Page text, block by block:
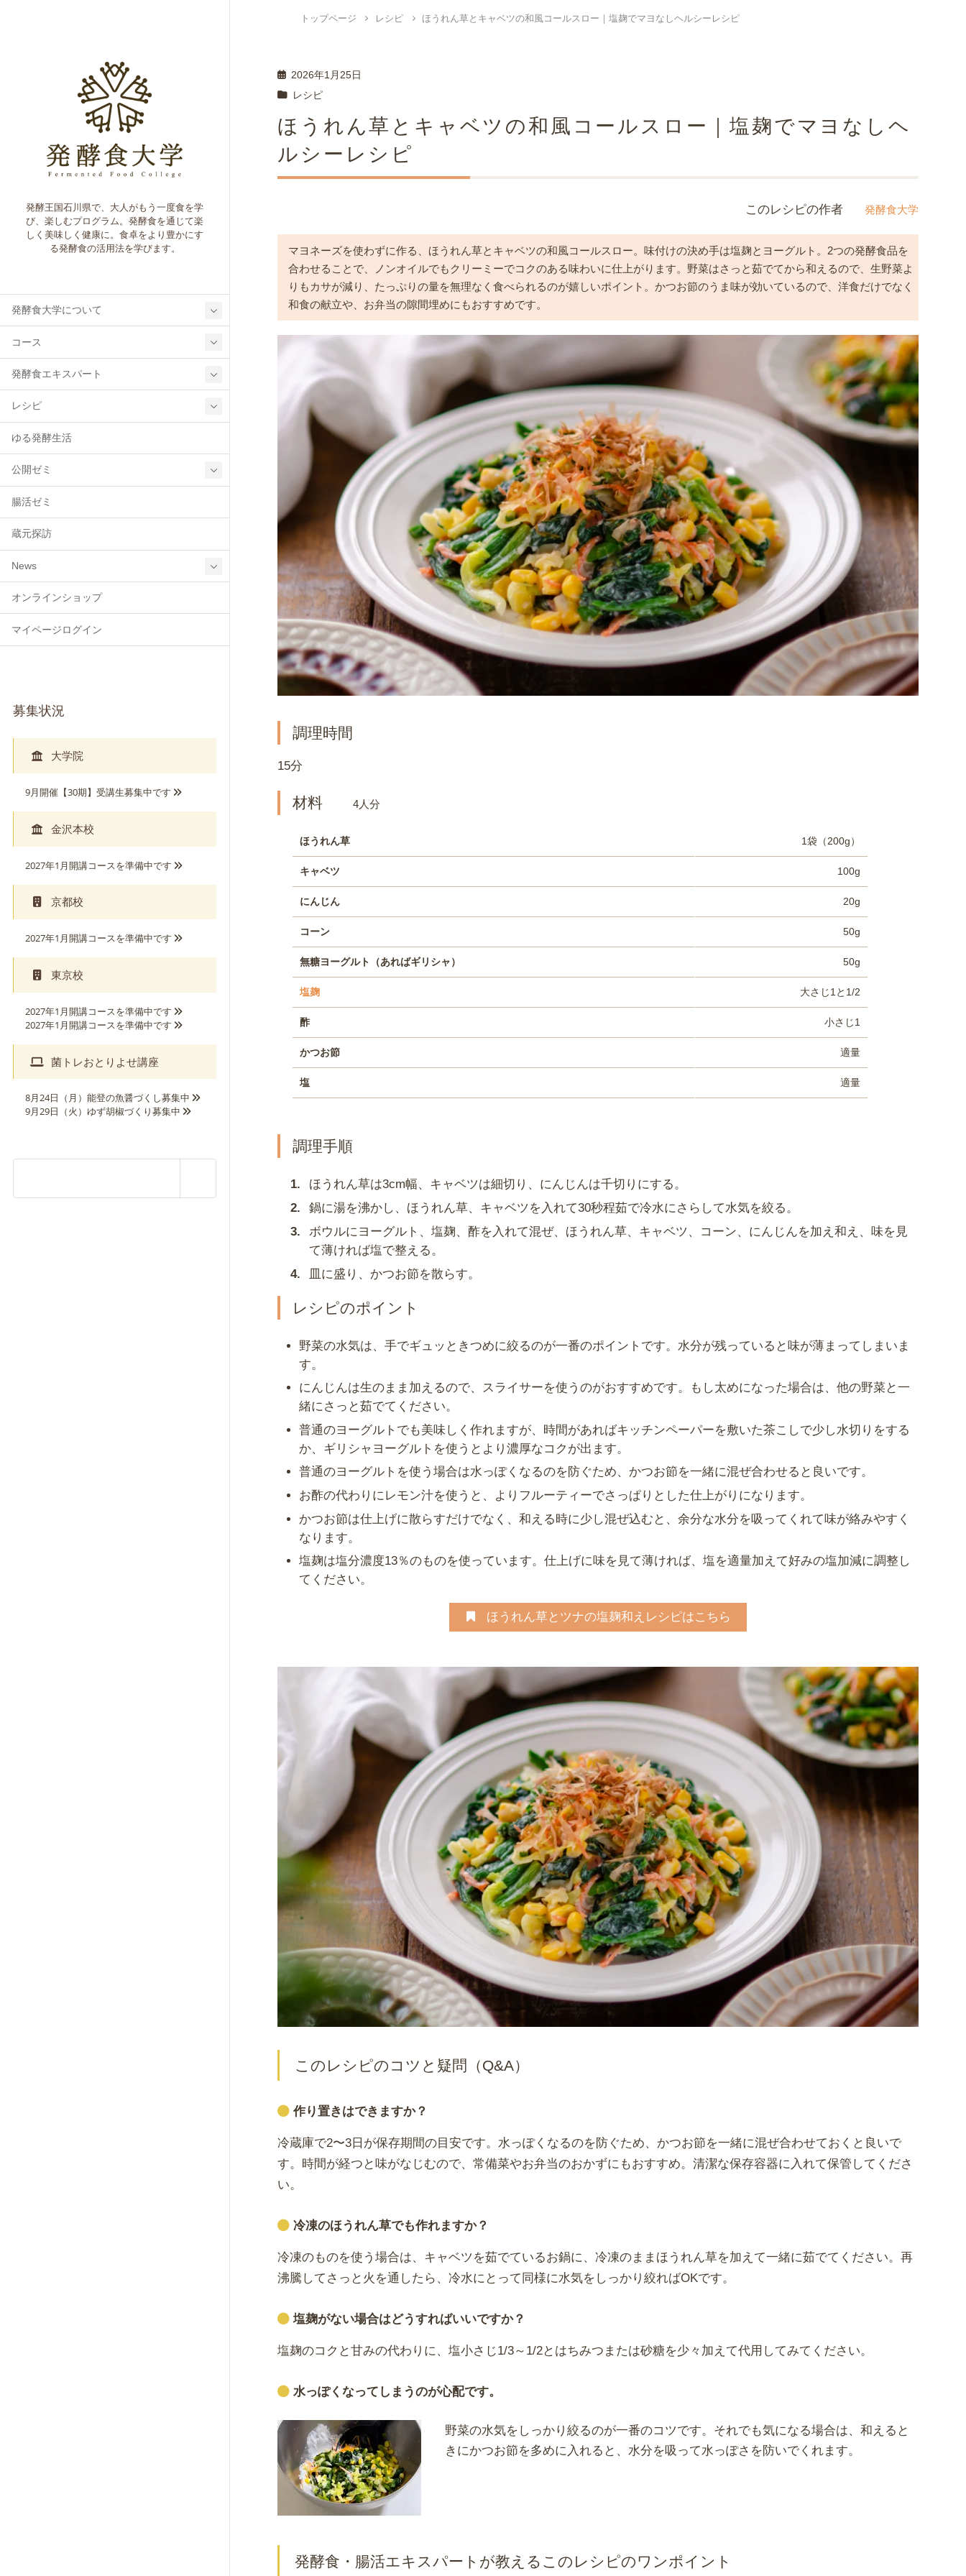
発酵王国石川県で、大人がもう一度食を学
び、楽しむプログラム。発酵食を通じて楽
しく美味しく健康に。食卓をより豊かにす
る発酵食の活用法を学びます。
発酵食大学について
コース
発酵食エキスパート
レシピ
ゆる発酵生活
公開ゼミ
腸活ゼミ
蔵元探訪
News
オンラインショップ
マイページログイン
募集状況
大学院
9月開催【30期】受講生募集中です
金沢本校
2027年1月開講コースを準備中です
京都校
2027年1月開講コースを準備中です
東京校
2027年1月開講コースを準備中です
2027年1月開講コースを準備中です
菌トレおとりよせ講座
8月24日（月）能登の魚醤づくし募集中
9月29日（火）ゆず胡椒づくり募集中
トップページ レシピ ほうれん草とキャベツの和風コールスロー｜塩麹でマヨなしヘルシーレシピ
2026年1月25日
レシピ
ほうれん草とキャベツの和風コールスロー｜塩麹でマヨなしヘ
ルシーレシピ
このレシピの作者 発酵食大学
マヨネーズを使わずに作る、ほうれん草とキャベツの和風コールスロー。味付けの決め手は塩麹とヨーグルト。2つの発酵食品を
合わせることで、ノンオイルでもクリーミーでコクのある味わいに仕上がります。野菜はさっと茹でてから和えるので、生野菜よ
りもカサが減り、たっぷりの量を無理なく食べられるのが嬉しいポイント。かつお節のうま味が効いているので、洋食だけでなく
和食の献立や、お弁当の隙間埋めにもおすすめです。
調理時間
15分
材料 4人分
ほうれん草 1袋（200g）
キャベツ 100g
にんじん 20g
コーン 50g
無糖ヨーグルト（あればギリシャ） 50g
塩麹 大さじ1と1/2
酢 小さじ1
かつお節 適量
塩 適量
調理手順
ほうれん草は3cm幅、キャベツは細切り、にんじんは千切りにする。
鍋に湯を沸かし、ほうれん草、キャベツを入れて30秒程茹で冷水にさらして水気を絞る。
ボウルにヨーグルト、塩麹、酢を入れて混ぜ、ほうれん草、キャベツ、コーン、にんじんを加え和え、味を見
て薄ければ塩で整える。
皿に盛り、かつお節を散らす。
レシピのポイント
野菜の水気は、手でギュッときつめに絞るのが一番のポイントです。水分が残っていると味が薄まってしまいま
す。
にんじんは生のまま加えるので、スライサーを使うのがおすすめです。もし太めになった場合は、他の野菜と一
緒にさっと茹でてください。
普通のヨーグルトでも美味しく作れますが、時間があればキッチンペーパーを敷いた茶こしで少し水切りをする
か、ギリシャヨーグルトを使うとより濃厚なコクが出ます。
普通のヨーグルトを使う場合は水っぽくなるのを防ぐため、かつお節を一緒に混ぜ合わせると良いです。
お酢の代わりにレモン汁を使うと、よりフルーティーでさっぱりとした仕上がりになります。
かつお節は仕上げに散らすだけでなく、和える時に少し混ぜ込むと、余分な水分を吸ってくれて味が絡みやすく
なります。
塩麹は塩分濃度13％のものを使っています。仕上げに味を見て薄ければ、塩を適量加えて好みの塩加減に調整し
てください。
ほうれん草とツナの塩麹和えレシピはこちら
このレシピのコツと疑問（Q&A）
作り置きはできますか？
冷蔵庫で2〜3日が保存期間の目安です。水っぽくなるのを防ぐため、かつお節を一緒に混ぜ合わせておくと良いで
す。時間が経つと味がなじむので、常備菜やお弁当のおかずにもおすすめ。清潔な保存容器に入れて保管してくださ
い。
冷凍のほうれん草でも作れますか？
冷凍のものを使う場合は、キャベツを茹でているお鍋に、冷凍のままほうれん草を加えて一緒に茹でてください。再
沸騰してさっと火を通したら、冷水にとって同様に水気をしっかり絞ればOKです。
塩麹がない場合はどうすればいいですか？
塩麹のコクと甘みの代わりに、塩小さじ1/3～1/2とはちみつまたは砂糖を少々加えて代用してみてください。
水っぽくなってしまうのが心配です。
野菜の水気をしっかり絞るのが一番のコツです。それでも気になる場合は、和えると
きにかつお節を多めに入れると、水分を吸って水っぽさを防いでくれます。
発酵食・腸活エキスパートが教えるこのレシピのワンポイント